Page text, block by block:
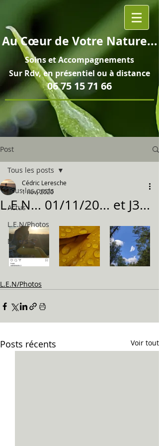
AuCœurde Votre Nature...
Soins etAccompagnements
Sur Rdv, en présentiel ou à distance
06 75 15 71 66
Post
Tous les posts
Actus
L.E.N/Photos
Divers
Tous les posts
L.E.N... 01/11/20... et J3...
Cédric Leresche
1 nov. 2020
L.E.N/Photos
Posts récents Voir tout